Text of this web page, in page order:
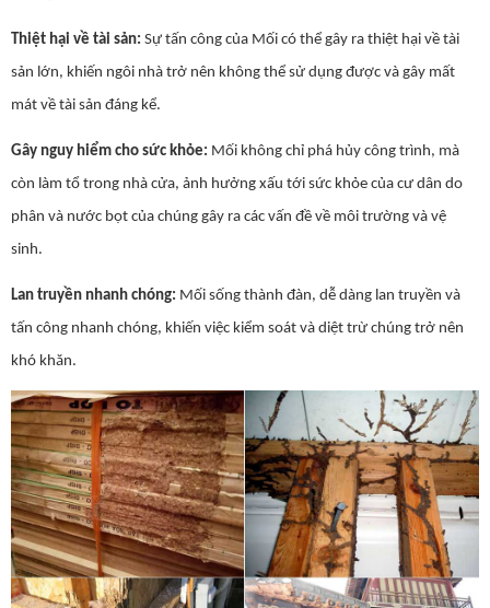
Thiệt hại về tài sản: Sự tấn công của Mối có thể gây ra thiệt hại về tài
sản lớn, khiến ngôi nhà trở nên không thể sử dụng được và gây mất
mát về tài sản đáng kể.
Gây nguy hiểm cho sức khỏe: Mối không chỉ phá hủy công trình, mà
còn làm tổ trong nhà cửa, ảnh hưởng xấu tới sức khỏe của cư dân do
phân và nước bọt của chúng gây ra các vấn đề về môi trường và vệ
sinh.
Lan truyền nhanh chóng: Mối sống thành đàn, dễ dàng lan truyền và
tấn công nhanh chóng, khiến việc kiểm soát và diệt trừ chúng trở nên
khó khăn.